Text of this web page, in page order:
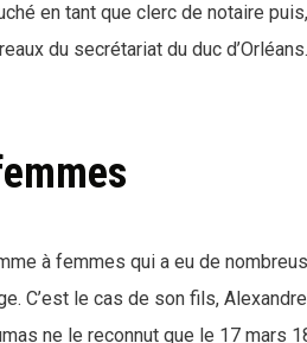
en tant que clerc de notaire
du secrétariat du duc
à femmes qui a eu de
C’est le cas de son fils,
ne le reconnut que le 17 mars